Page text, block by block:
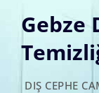
Gebze
DIŞ CEPHE